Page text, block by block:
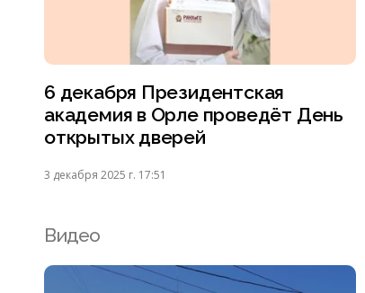
6 декабря Президентская
академия в Орле проведёт День
открытых дверей
3 декабря 2025 г. 17:51
Видео